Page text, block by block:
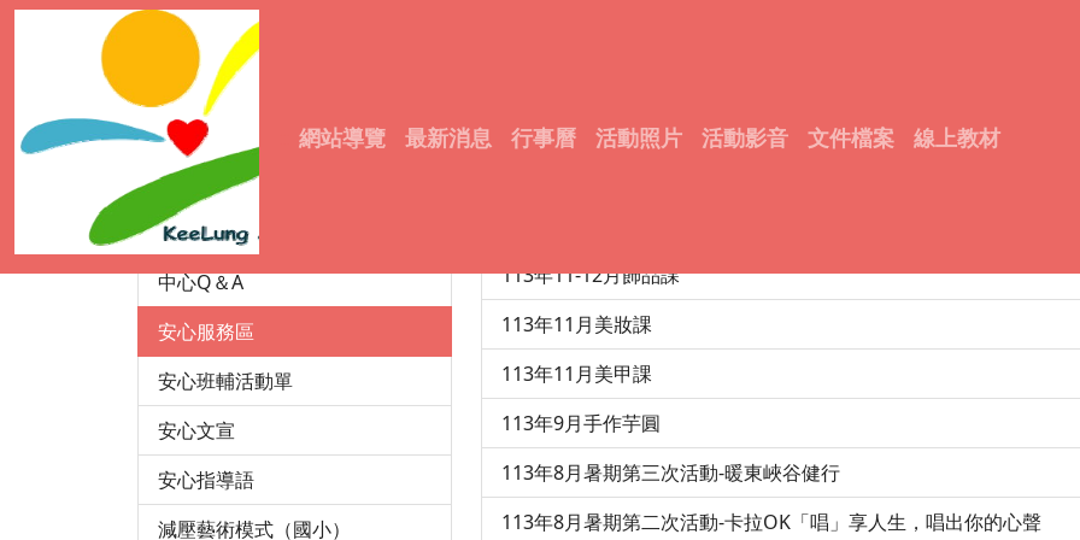
網站導覽 最新消息 行事曆 活動照片 活動影音 文件檔案 線上教材
輔諮中心
成立宗旨
中心沿革
服務資訊
成員介紹
中心Q＆A
安心服務區
安心班輔活動單
安心文宣
安心指導語
減壓藝術模式（國小）
114年青少年生涯探索號計畫7月流體熊藝術創作課
113年11-12月飾品課
113年11月美妝課
113年11月美甲課
113年9月手作芋圓
113年8月暑期第三次活動-暖東峽谷健行
113年8月暑期第二次活動-卡拉OK「唱」享人生，唱出你的心聲